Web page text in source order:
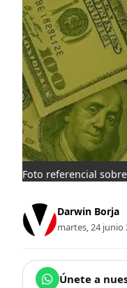
Foto referencial
Darwin Borja
martes, 24 junio
Únete a